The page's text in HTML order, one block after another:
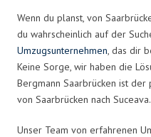
Wenn du planst, von
du wahrscheinlich auf der
Umzugsunternehmen, das dir
Keine Sorge, wir haben die
Bergmann Saarbrücken ist
von Saarbrücken nach Suceava.
Unser Team von erfahrenen